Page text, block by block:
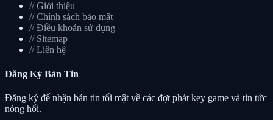
// Giới thiệu
// Chính sách bảo mật
// Điều khoản sử dụng
// Sitemap
// Liên hệ
Đăng Ký Bản Tin
Đăng ký để nhận bản tin tối mật về các đợt phát key game và tin tức
nóng hổi.